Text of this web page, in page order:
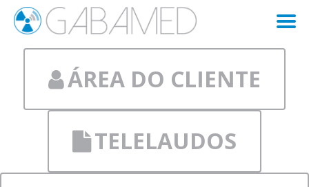
ÁREA DO CLIENTE
TELELAUDOS